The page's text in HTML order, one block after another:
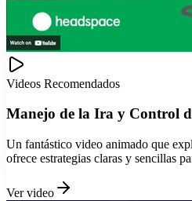
Videos Recomendados
Manejo de la Ira y Control
Un fantástico video animado que
ofrece estrategias claras y sencillas
Ver video